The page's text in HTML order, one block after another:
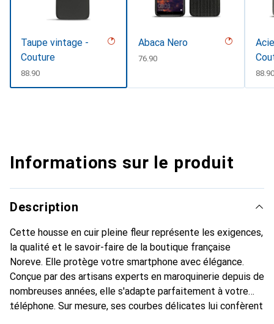
Taupe vintage -
Couture
CHF
88.90
Abaca Nero
CHF
76.90
CHF
Informations sur le produit
Description
Cette housse en cuir pleine fleur représente les exigences,
la qualité et le savoir-faire de la boutique française
Noreve. Elle protège votre smartphone avec élégance.
Conçue par des artisans experts en maroquinerie depuis de
nombreuses années, elle s'adapte parfaitement à votre
téléphone. Sur mesure, ses courbes délicates lui confèrent